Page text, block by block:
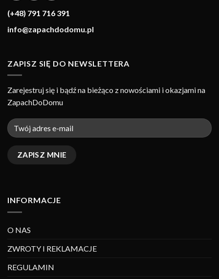
(+48) 791 716 391
info@zapachdodomu.pl
ZAPISZ SIĘ DO NEWSLETTERA
Zarejestruj się i bądź na bieżąco z nowościami i okazjami na
ZapachDoDomu
INFORMACJE
O NAS
ZWROTY I REKLAMACJE
REGULAMIN